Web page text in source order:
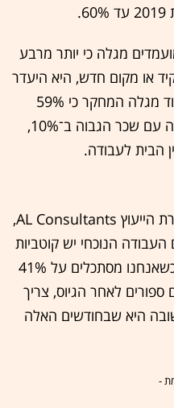
התשובות של כ־3,600 מועמדים מגלה כי יותר מרבע
או מקום חדש, היא היעדר
הערכה שהם חשו מהמעסיק. עוד מגלה המחקר כי 59%
מתוכם הצהירו שיוותרו על עבודה עם שכר הגבוה ב־10%,
הבית לעבודה.
איה לחמי, מנכ"לית ומייסדת חברת הייעוץ AL Consultants,
הנוכחי יש קוטביות
של 'אנחנו והם'", היא סבורה. "כשאנחנו מסתכלים על 41%
לאחר הגיוס, צריך
היא שבחודשים האלה
-